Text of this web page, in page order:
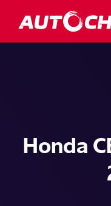
Honda